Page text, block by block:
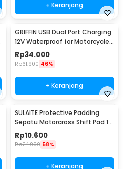
+ Keranjang
GRIFFIN USB Dual Port Charging
12V Waterproof for Motorcycle
- QC2
Rp34.000
Rp61.900 46%
+ Keranjang
SULAITE Protective Padding
Sepatu Motorcross Shift Pad 1
PCS - GT-106
Rp10.600
Rp24.900 58%
+ Keranjang